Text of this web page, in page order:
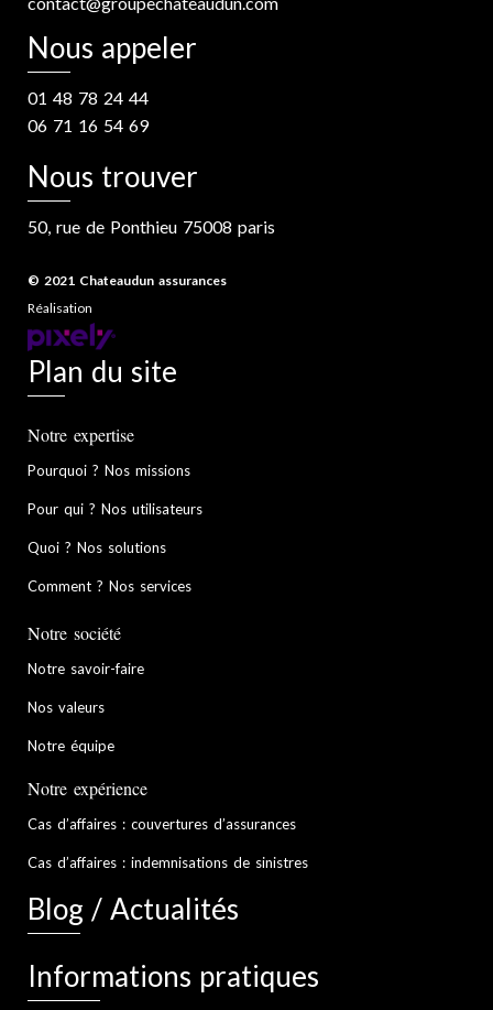
Nous appeler
01 48 78 24 44
06 71 16 54 69
Nous trouver
50, rue de Ponthieu 75008 paris
© 2021 Chateaudun assurances
Réalisation
Plan du site
Notre expertise
Pourquoi ? Nos missions
Pour qui ? Nos utilisateurs
Quoi ? Nos solutions
Comment ? Nos services
Notre société
Notre savoir-faire
Nos valeurs
Notre équipe
Notre expérience
Cas d’affaires : couvertures d’assurances
Cas d’affaires : indemnisations de sinistres
Blog / Actualités
Informations pratiques